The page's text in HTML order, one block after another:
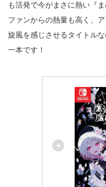
も活発で今がまさに熱い『ま
ファンからの熱量も高く、
旋風を感じさせるタイトル
一本です！